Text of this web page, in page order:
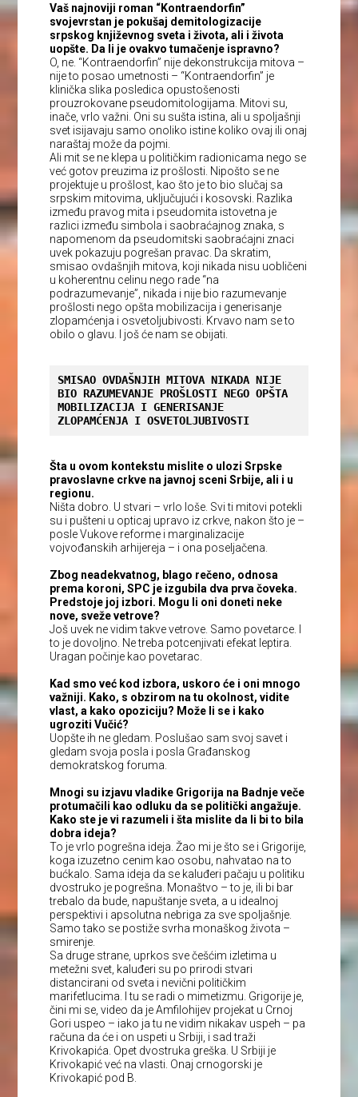
Vaš najnoviji roman “Kontraendorfin”
svojevrstan je pokušaj demitologizacije
srpskog književnog sveta i života, ali i života
uopšte. Da li je ovakvo tumačenje ispravno?
O, ne. “Kontraendorfin” nije dekonstrukcija mitova –
nije to posao umetnosti – “Kontraendorfin” je
klinička slika posledica opustošenosti
prouzrokovane pseudomitologijama. Mitovi su,
inače, vrlo važni. Oni su sušta istina, ali u spoljašnji
svet isijavaju samo onoliko istine koliko ovaj ili onaj
naraštaj može da pojmi.
Ali mit se ne klepa u političkim radionicama nego se
već gotov preuzima iz prošlosti. Nipošto se ne
projektuje u prošlost, kao što je to bio slučaj sa
srpskim mitovima, uključujući i kosovski. Razlika
između pravog mita i pseudomita istovetna je
razlici između simbola i saobraćajnog znaka, s
napomenom da pseudomitski saobraćajni znaci
uvek pokazuju pogrešan pravac. Da skratim,
smisao ovdašnjih mitova, koji nikada nisu uobličeni
u koherentnu celinu nego rade “na
podrazumevanje”, nikada i nije bio razumevanje
prošlosti nego opšta mobilizacija i generisanje
zlopamćenja i osvetoljubivosti. Krvavo nam se to
obilo o glavu. I još će nam se obijati.
SMISAO OVDAŠNJIH MITOVA NIKADA NIJE
BIO RAZUMEVANJE PROŠLOSTI NEGO OPŠTA
MOBILIZACIJA I GENERISANJE
ZLOPAMĆENJA I OSVETOLJUBIVOSTI
Šta u ovom kontekstu mislite o ulozi Srpske
pravoslavne crkve na javnoj sceni Srbije, ali i u
regionu.
Ništa dobro. U stvari – vrlo loše. Svi ti mitovi potekli
su i pušteni u opticaj upravo iz crkve, nakon što je –
posle Vukove reforme i marginalizacije
vojvođanskih arhijereja – i ona poseljačena.
Zbog neadekvatnog, blago rečeno, odnosa
prema koroni, SPC je izgubila dva prva čoveka.
Predstoje joj izbori. Mogu li oni doneti neke
nove, sveže vetrove?
Još uvek ne vidim takve vetrove. Samo povetarce. I
to je dovoljno. Ne treba potcenjivati efekat leptira.
Uragan počinje kao povetarac.
Kad smo već kod izbora, uskoro će i oni mnogo
važniji. Kako, s obzirom na tu okolnost, vidite
vlast, a kako opoziciju? Može li se i kako
ugroziti Vučić?
Uopšte ih ne gledam. Poslušao sam svoj savet i
gledam svoja posla i posla Građanskog
demokratskog foruma.
Mnogi su izjavu vladike Grigorija na Badnje veče
protumačili kao odluku da se politički angažuje.
Kako ste je vi razumeli i šta mislite da li bi to bila
dobra ideja?
To je vrlo pogrešna ideja. Žao mi je što se i Grigorije,
koga izuzetno cenim kao osobu, nahvatao na to
bućkalo. Sama ideja da se kaluđeri pačaju u politiku
dvostruko je pogrešna. Monaštvo – to je, ili bi bar
trebalo da bude, napuštanje sveta, a u idealnoj
perspektivi i apsolutna nebriga za sve spoljašnje.
Samo tako se postiže svrha monaškog života –
smirenje.
Sa druge strane, uprkos sve češćim izletima u
metežni svet, kaluđeri su po prirodi stvari
distancirani od sveta i nevični političkim
marifetlucima. I tu se radi o mimetizmu. Grigorije je,
čini mi se, video da je Amfilohijev projekat u Crnoj
Gori uspeo – iako ja tu ne vidim nikakav uspeh – pa
računa da će i on uspeti u Srbiji, i sad traži
Krivokapića. Opet dvostruka greška. U Srbiji je
Krivokapić već na vlasti. Onaj crnogorski je
Krivokapić pod B.